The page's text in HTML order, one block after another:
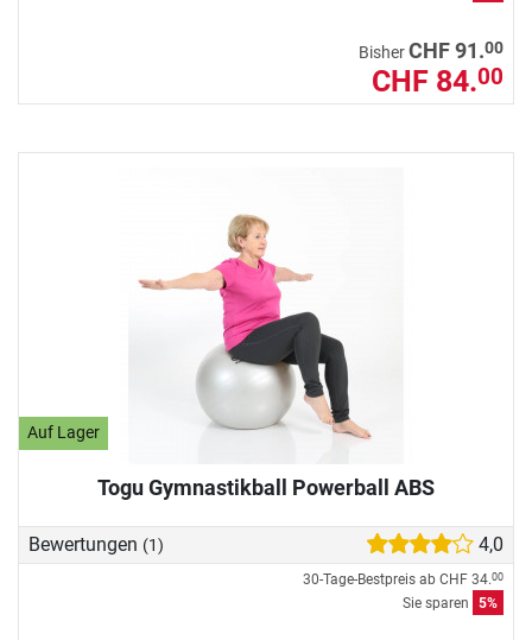
BisherCHF 91.00
CHF 84.00
Auf Lager
Togu Gymnastikball Powerball ABS
Bewertungen (1) 4,0
30-Tage-Bestpreis ab CHF 34.00
Sie sparen 5%